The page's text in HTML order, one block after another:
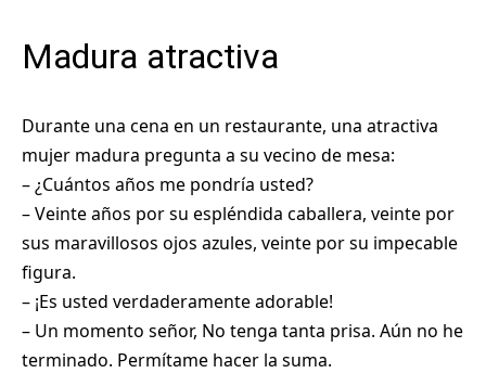
Madura atractiva
Durante una cena en un restaurante, una atractiva
mujer madura pregunta a su vecino de mesa:
– ¿Cuántos años me pondría usted?
– Veinte años por su espléndida caballera, veinte por
sus maravillosos ojos azules, veinte por su impecable
figura.
– ¡Es usted verdaderamente adorable!
– Un momento señor, No tenga tanta prisa. Aún no he
terminado. Permítame hacer la suma.